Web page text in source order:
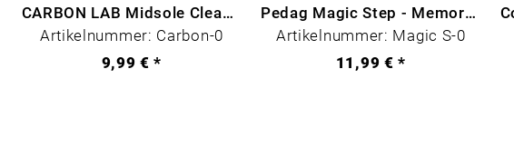
CARBON LAB Midsole Cleaner
Artikelnummer: Carbon-0
9,99 € *
Pedag Magic Step - Memory Schaum
Artikelnummer: Magic S-0
11,99 € *